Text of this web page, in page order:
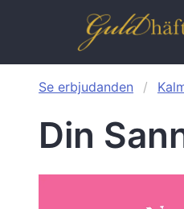
Se erbjudanden
Din